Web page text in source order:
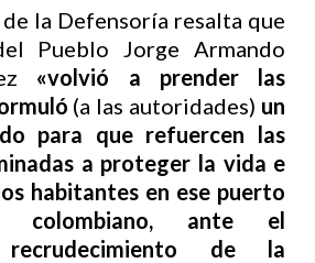
la Defensoría resalta que
Pueblo Jorge Armando
«volvió a prender las
(a las autoridades) un
para que refuercen las
a proteger la vida e
habitantes en ese puerto
colombiano, ante el
recrudecimiento de la